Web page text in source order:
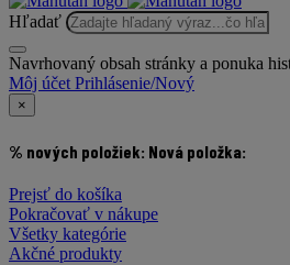
Hľadať
Navrhovaný obsah stránky a ponuka
Môj účet Prihlásenie/Nový
×
% nových položiek: Nová položka:
Prejsť do košíka
Pokračovať v nákupe
Všetky kategórie
Akčné produkty